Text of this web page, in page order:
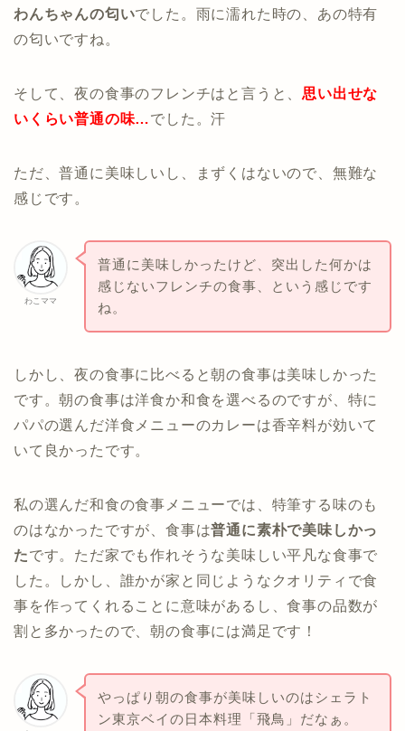
わんちゃんの匂いでした。雨に濡れた時の、あの特有
の匂いですね。
そして、夜の食事のフレンチはと言うと、思い出せな
いくらい普通の味…でした。汗
ただ、普通に美味しいし、まずくはないので、無難な
感じです。
わこママ
普通に美味しかったけど、突出した何かは
感じないフレンチの食事、という感じです
ね。
しかし、夜の食事に比べると朝の食事は美味しかった
です。朝の食事は洋食か和食を選べるのですが、特に
パパの選んだ洋食メニューのカレーは香辛料が効いて
いて良かったです。
私の選んだ和食の食事メニューでは、特筆する味のも
のはなかったですが、食事は普通に素朴で美味しかっ
たです。ただ家でも作れそうな美味しい平凡な食事で
した。しかし、誰かが家と同じようなクオリティで食
事を作ってくれることに意味があるし、食事の品数が
割と多かったので、朝の食事には満足です！
やっぱり朝の食事が美味しいのはシェラト
ン東京ベイの日本料理「飛鳥」だなぁ。